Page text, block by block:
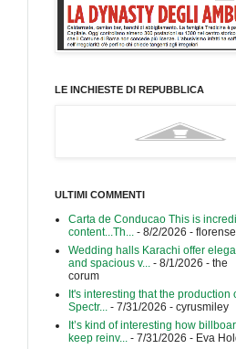
LE INCHIESTE DI REPUBBLICA
ULTIMI COMMENTI
Carta de Conducao This is
content...Th... - 8/2/2026 - florense
Wedding halls Karachi offer
and spacious v... - 8/1/2026 - the
corum
It's interesting that the production
Spectr... - 7/31/2026 - cyrusmiley
It’s kind of interesting how
keep reinv... - 7/31/2026 - Eva